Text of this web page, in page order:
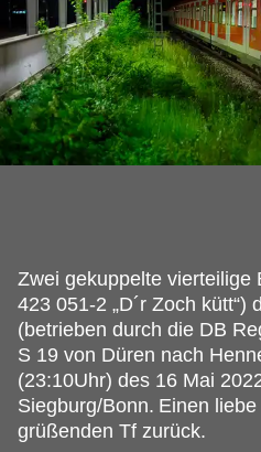
Zwei gekuppelte vierteilige
423 051-2 „D´r Zoch kütt“)
(betrieben durch die DB
S 19 von Düren nach
(23:10Uhr) des 16 Mai
Siegburg/Bonn. Einen
grüßenden Tf zurück.